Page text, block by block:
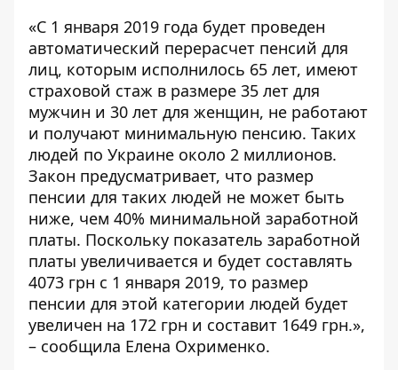
«С 1 января 2019 года будет проведен
автоматический перерасчет пенсий для
лиц, которым исполнилось 65 лет, имеют
страховой стаж в размере 35 лет для
мужчин и 30 лет для женщин, не работают
и получают минимальную пенсию. Таких
людей по Украине около 2 миллионов.
Закон предусматривает, что размер
пенсии для таких людей не может быть
ниже, чем 40% минимальной заработной
платы. Поскольку показатель заработной
платы увеличивается и будет составлять
4073 грн с 1 января 2019, то размер
пенсии для этой категории людей будет
увеличен на 172 грн и составит 1649 грн.»,
– сообщила Елена Охрименко.